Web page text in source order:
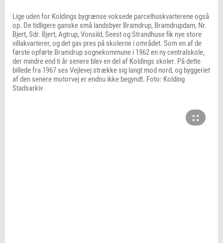
Lige uden for Koldings bygrænse voksede parcelhuskvarterene også
op. De tidligere ganske små landsbyer Bramdrup, Bramdrupdam, Nr.
Bjert, Sdr. Bjert, Agtrup, Vonsild, Seest og Strandhuse fik nye store
villakvarterer, og det gav pres på skolerne i området. Som en af de
første opførte Bramdrup sognekommune i 1962 en ny centralskole,
der mindre end ti år senere blev en del af Koldings skoler. På dette
billede fra 1967 ses Vejlevej strække sig langt mod nord, og byggeriet
af den senere motorvej er endnu ikke begyndt. Foto: Kolding
Stadsarkiv